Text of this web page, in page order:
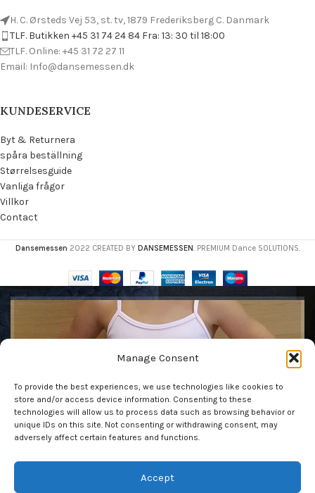
Manage Consent
To provide the best experiences, we use technologies like cookies to
store and/or access device information. Consenting to these
technologies will allow us to process data such as browsing behavior or
unique IDs on this site. Not consenting or withdrawing consent, may
adversely affect certain features and functions.
Accept
H. C. Ørsteds Vej 53, st. tv, 1879 Frederiksberg C. Danmark
TLF. Butikken +45 31 74 24 84 Fra: 13: 30 til 18:00
TLF. Online: +45 31 72 27 11
Email: Info@dansemessen.dk
KUNDESERVICE
Byt & Returnera
spåra beställning
Størrelsesguide
Vanliga frågor
Villkor
Contact
Dansemessen 2022 CREATED BY DANSEMESSEN. PREMIUM Dance SOLUTIONS.
Få vår nyhetsbrev
Var den första att se våra senaste trender och få
exklusiva erbjudanden
Kommer att användas i enlighet med vår